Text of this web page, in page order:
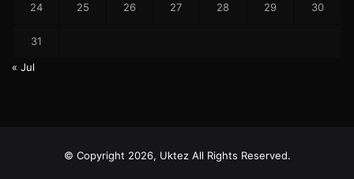
24 25 26 27 28 29 30
31
« Jul
© Copyright 2026, Uktez All Rights Reserved.